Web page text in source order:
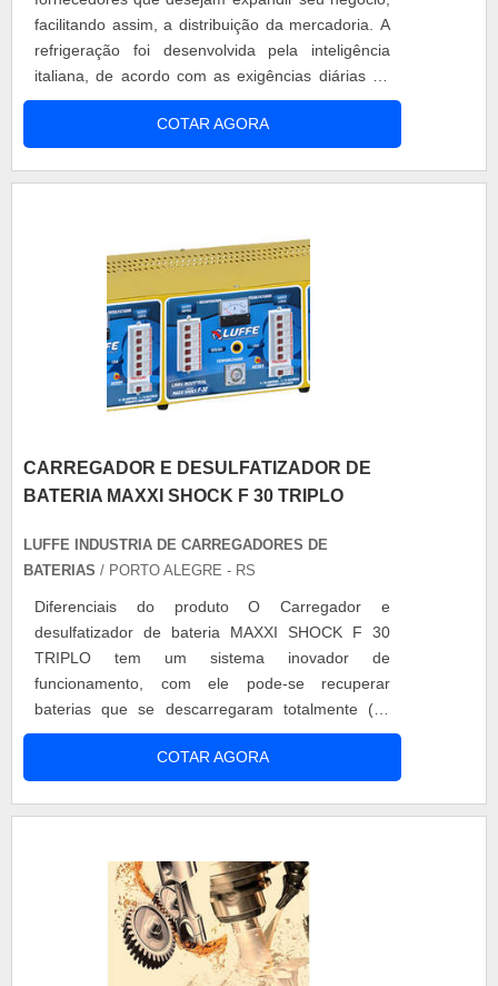
facilitando assim, a distribuição da mercadoria. A
refrigeração foi desenvolvida pela inteligência
italiana, de acordo com as exigências diárias do
cliente final. Motivos para escolher o aparelho
Produtos com alta performance; Segurança dos
equipamentos; Matéria-prima de qualidade;
COTAR AGORA
CARREGADOR E DESULFATIZADOR DE
BATERIA MAXXI SHOCK F 30 TRIPLO
LUFFE INDUSTRIA DE CARREGADORES DE
BATERIAS / PORTO ALEGRE - RS
Diferenciais do produto O Carregador e
desulfatizador de bateria MAXXI SHOCK F 30
TRIPLO tem um sistema inovador de
funcionamento, com ele pode-se recuperar
baterias que se descarregaram totalmente (as
mesmas sendo condenadas em outras situações).
Características Este equipamento funciona
liberando com tensão livre nas placas, permitindo
concentrada e pr....
COTAR AGORA